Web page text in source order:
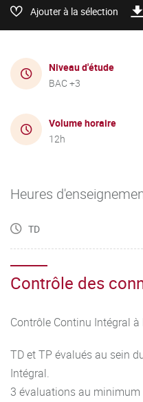
Ajouter à la sélection
Niveau d'étude
BAC +3
Volume horaire
12h
Heures
TD
Contrôle des
Contrôle Continu Intégral à
TD et TP évalués au sein
Intégral.
3 évaluations au